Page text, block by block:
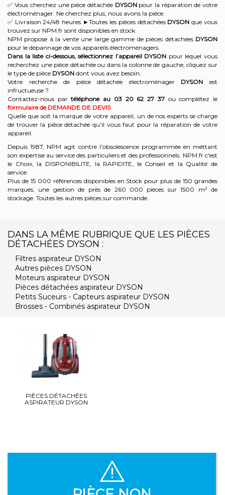
✅ Vous cherchez une pièce détachée DYSON pour la réparation de votre
électroménager. Ne cherchez plus, nous avons la pièce.
✅ Livraison 24/48 heures ►Toutes les pièces détachées DYSON que vous
trouvez sur NPM.fr sont disponibles en stock.
NPM propose à la vente une large gamme de pièces détachées DYSON
pour le dépannage de vos appareils électroménagers.
Dans la liste ci-dessous, sélectionnez l’appareil DYSON pour lequel vous
recherchez une pièce détachée ou dans la colonne de gauche, cliquez sur
le type de pièce DYSON dont vous avez besoin.
Votre recherche de pièce détachée électroménager DYSON est
infructueuse ?
Contactez-nous partéléphone au 03 20 62 27 37 ou complétez le
formulaire de DEMANDE DE DEVIS
Quelle que soit la marque de votre appareil, un de nos experts se charge
de trouver la pièce détachée qu'il vous faut pour la réparation de votre
appareil.
Depuis 1987, NPM agit contre l’obsolescence programmée en mettant
son expertise au service des particuliers et des professionnels. NPM.fr c'est
le Choix, la DISPONIBILITE, la RAPIDITE, le Conseil et la Qualité de
service.
Plus de 15 000 références disponibles en Stock pour plus de 150 grandes
marques, une gestion de près de 260 000 pièces sur 1500 m² de
stockage. Toutes les autres pièces sur commande.
DANS LA MÊME RUBRIQUE QUE LES PIÈCES
DÉTACHÉES DYSON :
Filtres aspirateur DYSON
Autres pièces DYSON
Moteurs aspirateur DYSON
Pièces détachées aspirateur DYSON
Petits Suceurs - Capteurs aspirateur DYSON
Brosses - Combinés aspirateur DYSON
PIÈCES DÉTACHÉES
ASPIRATEUR DYSON